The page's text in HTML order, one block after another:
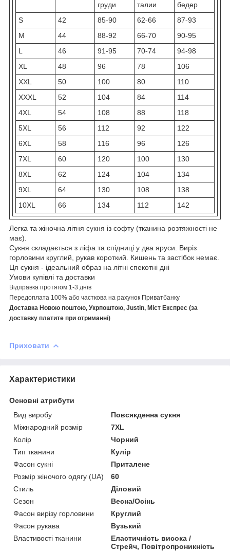
груди
талии
бедер
S
42 85-90 62-66
87-93
M
44 88-92 66-70
90-95
L
46 91-95 70-74
94-98
XL
48 96 78
106
XXL
50 100 80
110
XXXL
52 104 84
114
4XL
54 108 88
118
5XL
56 112 92
122
6XL
58 116 96
126
7XL
60 120 100
130
8XL
62 124 104
134
9XL
64 130 108
138
10XL
66 134 112 142
Легка та жіночна літня сукня із софту (тканина розтяжності не
має).
Сукня складається з ліфа та спідниці у два яруси. Виріз
горловини круглий, рукав короткий. Кишень та застібок немає.
Ця сукня - ідеальний образ на літні спекотні дні
Умови купівлі та доставки
Відправка протягом 1-3 днів
Передоплата 100% або часткова на рахунок Приватбанку
Доставка Новою поштою, Укрпоштою, Justin, Міст Експрес (за
доставку платите при отриманні)
Приховати
Характеристики
Основні атрибути
Вид виробу
Повсякденна сукня
Міжнародний розмір
7XL
Колір
Чорний
Тип тканини
Кулір
Фасон сукні
Приталене
Розмір жіночого одягу (UA)
60
Стиль
Діловий
Сезон
Весна/Осінь
Фасон вирізу горловини
Круглий
Фасон рукава
Вузький
Властивості тканини
Еластичність висока /
Стрейч, Повітропроникність